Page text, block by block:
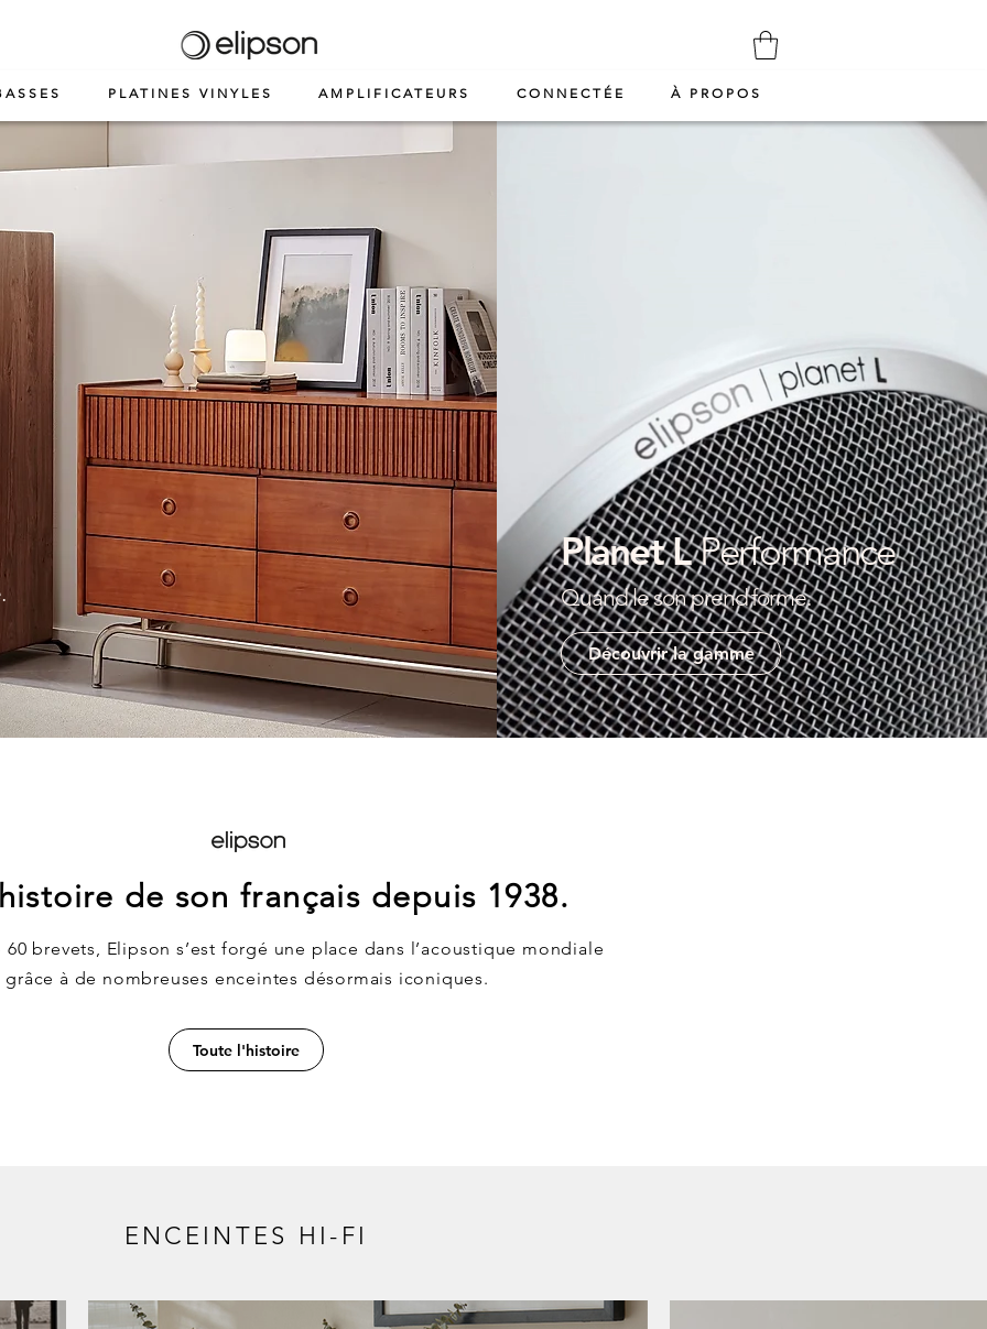
PLATINES VINYLES AMPLIFICATEURS CONNECTÉE À PROPOS
Planet LPerformance
Quand le son prend forme.
Découvrir la gamme
de son français depuis 1938.
brevets, Elipson s’est forgé une place dans l’acoustique mondiale
grâce à de nombreuses enceintes désormais iconiques.
Toute l'histoire
ENCEINTES HI-FI